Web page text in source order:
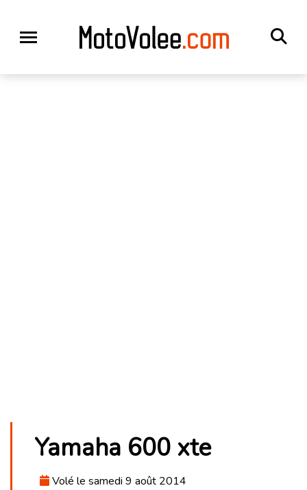
Yamaha 600 xte
Volé le samedi 9 août 2014